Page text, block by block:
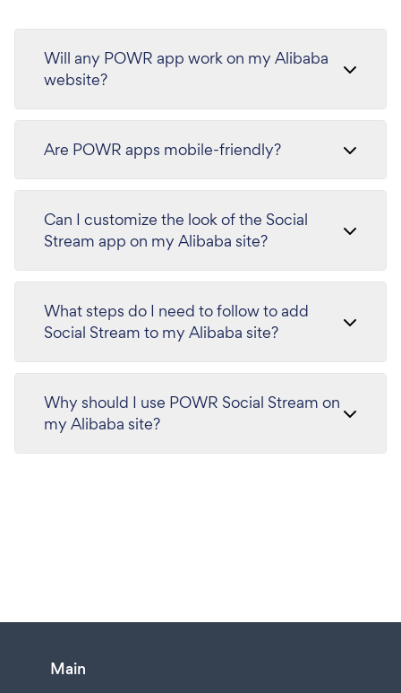
Will any POWR app work on my Alibaba
website?
Are POWR apps mobile-friendly?
Can I customize the look of the Social
Stream app on my Alibaba site?
What steps do I need to follow to add
Social Stream to my Alibaba site?
Why should I use POWR Social Stream on
my Alibaba site?
Main